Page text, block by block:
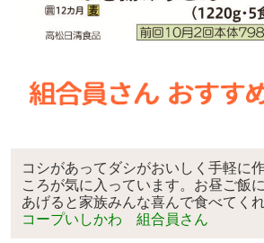
コシがあってダシがおいしく手軽に
ころが気に入っています。お昼ご飯
あげると家族みんな喜んで食べてくれ
コープいしかわ 組合員さん